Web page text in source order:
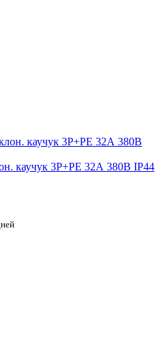
каучук 3Р+РЕ 32А 380В IP44